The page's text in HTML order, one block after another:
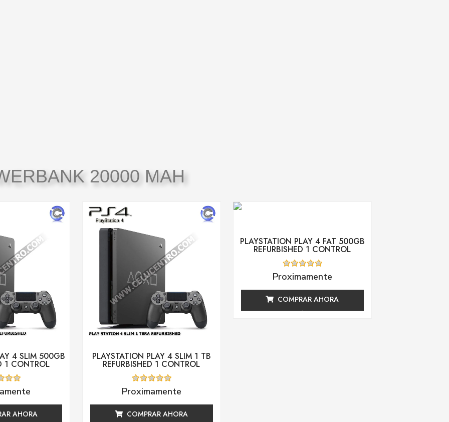
20000 MAH
4 SLIM 500GB
1 CONTROL
AHORA
PLAYSTATION PLAY 4 SLIM 1 TB
REFURBISHED 1 CONTROL
Valorado
con
0
de
5
Proximamente
COMPRAR AHORA
PLAYSTATION PLAY 4 FAT 500GB
REFURBISHED 1 CONTROL
Valorado
con
0
de
5
Proximamente
COMPRAR AHORA